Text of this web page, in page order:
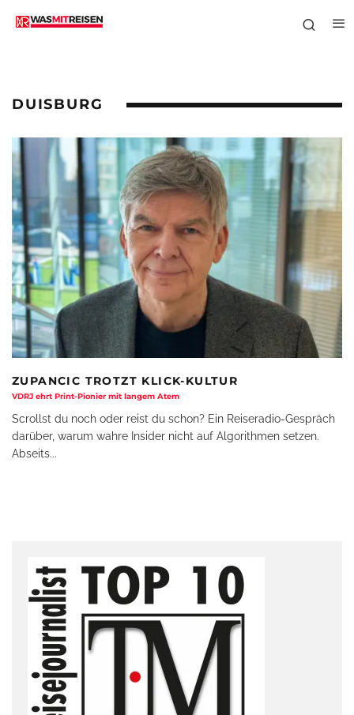
DUISBURG
ZUPANCIC TROTZT KLICK-KULTUR
VDRJ ehrt Print-Pionier mit langem Atem
Scrollst du noch oder reist du schon? Ein Reiseradio-Gespräch
darüber, warum wahre Insider nicht auf Algorithmen setzen.
Abseits...